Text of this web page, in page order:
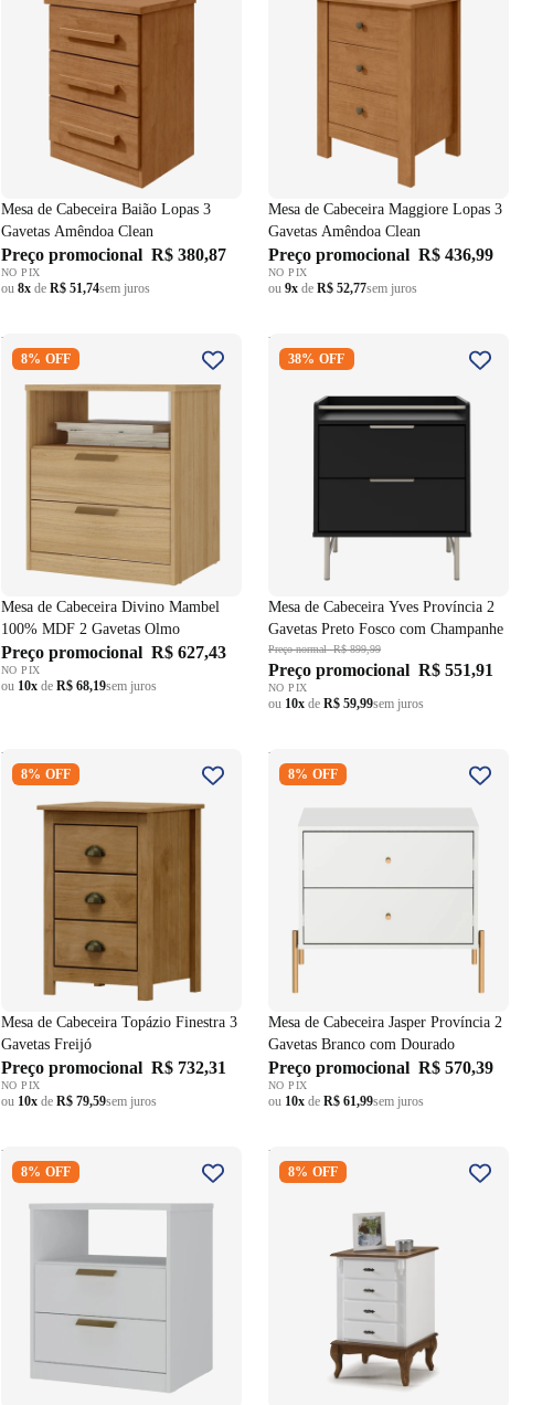
Mesa de Cabeceira Baião Lopas 3
Gavetas Amêndoa Clean
Preço promocional R$ 380,87
NO PIX
ou 8x de R$ 51,74sem juros
Mesa de Cabeceira Maggiore Lopas 3
Gavetas Amêndoa Clean
Preço promocional R$ 436,99
NO PIX
ou 9x de R$ 52,77sem juros
Mesa de Cabeceira Divino
Mambel 100% MDF 2 Gavetas
Olmo
8% OFF
Mesa de Cabeceira Divino Mambel
100% MDF 2 Gavetas Olmo
Preço promocional R$ 627,43
NO PIX
ou 10x de R$ 68,19sem juros
Mesa de Cabeceira Yves Província
2 Gavetas Preto Fosco com
38% OFF
Mesa de Cabeceira Yves Província 2
Gavetas Preto Fosco com Champanhe
Preço normalR$ 899,99
Preço promocional R$ 551,91
NO PIX
ou 10x de R$ 59,99sem juros
Mesa de Cabeceira Topázio
Finestra 3 Gavetas Freijó
8% OFF
Mesa de Cabeceira Topázio Finestra 3
Gavetas Freijó
Preço promocional R$ 732,31
NO PIX
ou 10x de R$ 79,59sem juros
Mesa de Cabeceira Jasper
Província 2 Gavetas Branco com
8% OFF
Mesa de Cabeceira Jasper Província 2
Gavetas Branco com Dourado
Preço promocional R$ 570,39
NO PIX
ou 10x de R$ 61,99sem juros
Mesa de Cabeceira Divino
Mambel 100% MDF 2 Gavetas
8% OFF
Mesa de Cabeceira Rústica 53cm
Linz 60404 4 Gavetas Branco e
8% OFF